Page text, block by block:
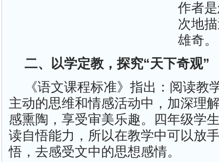
作者
次地
雄奇。
二、以学定教，探究“天下奇观”
《语文课程标准》指出：阅读教
主动的思维和情感活动中，加深理
感熏陶，享受审美乐趣。四年级学
读自悟能力，所以在教学中可以放
悟，去感受文中的思想感情。